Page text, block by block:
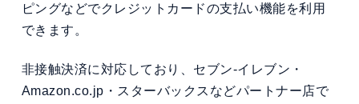
ピングなどでクレジットカードの支払い機能を利用
できます。
非接触決済に対応しており、セブン-イレブン・
Amazon.co.jp・スターバックスなどパートナー店で